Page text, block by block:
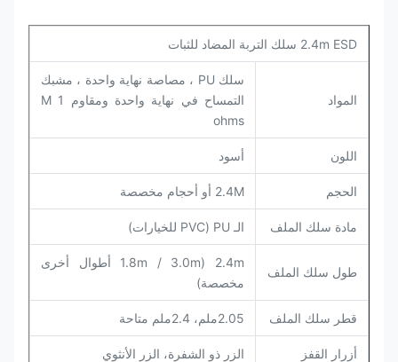
2.4m ESD سلك التربة المضاد للثبات
المواد
سلك PU ، مصاصة نهاية واحدة ، مشبك
التمساح في نهاية واحدة ومقاوم 1 M
ohms
اللون أسود
الحجم 2.4M أو أحجام مخصصة
مادة سلك الملف الـ PU (PVC للخيارات)
طول سلك الملف
2.4m (1.8m / 3.0m أطوال أخرى
مخصصة)
قطر سلك الملف 2.05ملم، 2.4ملم متاحة
أزرار القفز الزر ذو الشفرة، الزر الأنثوي